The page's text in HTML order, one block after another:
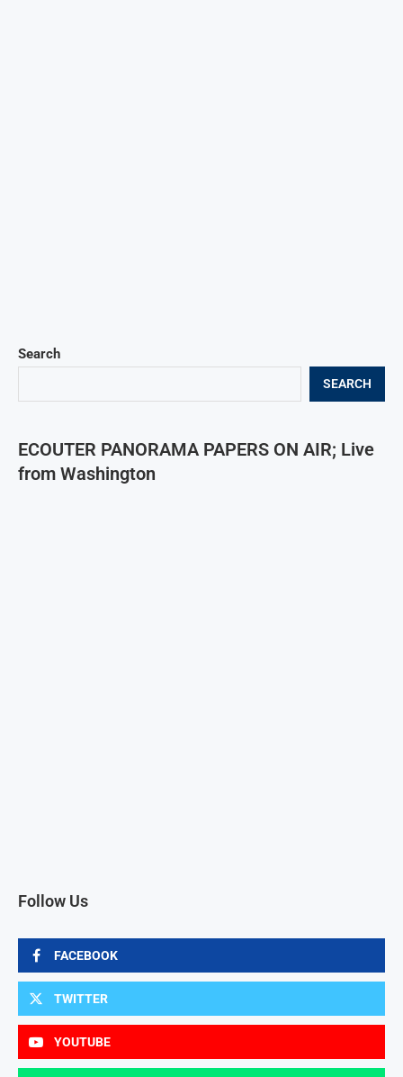
Search
SEARCH
ECOUTER PANORAMA PAPERS ON AIR; Live
from Washington
Follow Us
FACEBOOK
TWITTER
YOUTUBE